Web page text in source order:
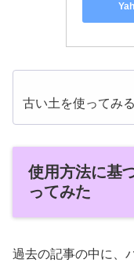
古い土を使ってみ
使用方法に基
ってみた
過去の記事の中に、